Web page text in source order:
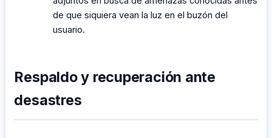
de que siquiera vean la luz en el buzón del
usuario.
Respaldo y recuperación ante
desastres